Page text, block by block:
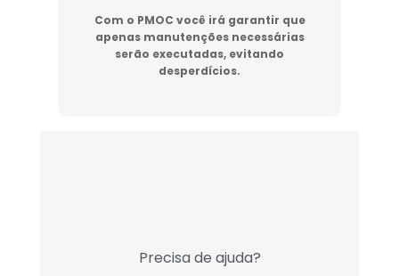
Com o PMOC você irá garantir que
apenas manutenções necessárias
serão executadas, evitando
desperdícios.
Precisa de ajuda?